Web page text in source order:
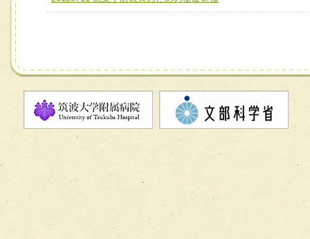
チーム07【病院職員に対する院内感染対策教育チーム】
チーム08【地域関係機関と連携した小児リハビリテーショ
チーム】
チーム09【術前から始める周術期リハビリテーションチー
チーム11【摂食・嚥下サポートチーム】